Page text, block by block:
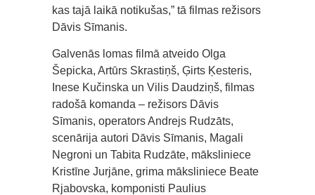
kas tajā laikā notikušas,” tā filmas režisors
Dāvis Sīmanis.
Galvenās lomas filmā atveido Olga
Šepicka, Artūrs Skrastiņš, Ģirts Ķesteris,
Inese Kučinska un Vilis Daudziņš, filmas
radošā komanda – režisors Dāvis
Sīmanis, operators Andrejs Rudzāts,
scenārija autori Dāvis Sīmanis, Magali
Negroni un Tabita Rudzāte, māksliniece
Kristīne Jurjāne, grima māksliniece Beate
Rjabovska, komponisti Paulius